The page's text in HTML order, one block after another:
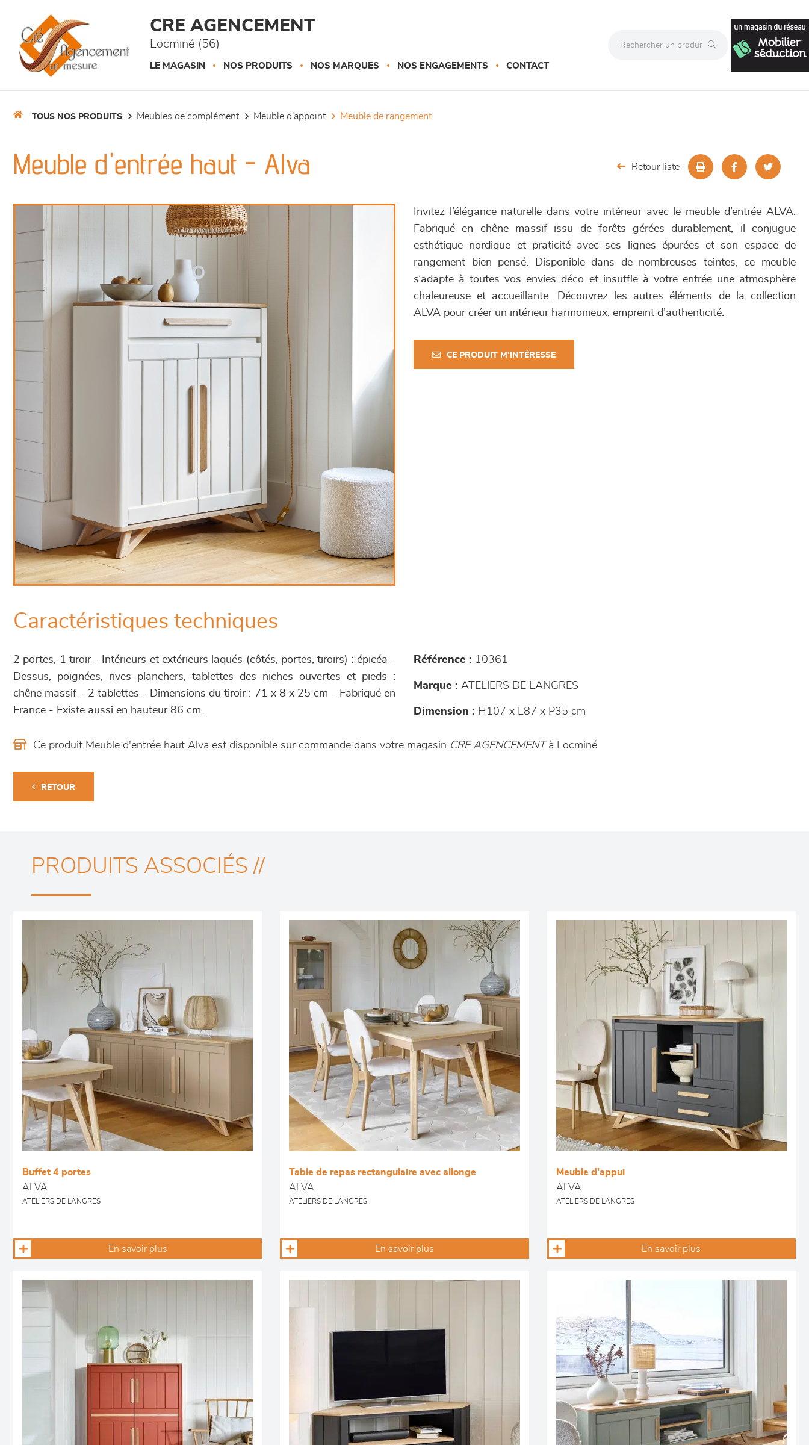
CRE AGENCEMENT
Locminé (56)
LE MAGASIN NOS PRODUITS NOS MARQUES NOS ENGAGEMENTS CONTACT
TOUS NOS PRODUITS meubles de complément meuble d'appoint meuble de rangement
Meuble d'entrée haut - Alva Retour liste
Invitez l’élégance naturelle dans votre intérieur avec le meuble d’entrée ALVA.
Fabriqué en chêne massif issu de forêts gérées durablement, il conjugue
esthétique nordique et praticité avec ses lignes épurées et son espace de
rangement bien pensé. Disponible dans de nombreuses teintes, ce meuble
s’adapte à toutes vos envies déco et insuffle à votre entrée une atmosphère
chaleureuse et accueillante. Découvrez les autres éléments de la collection
ALVA pour créer un intérieur harmonieux, empreint d’authenticité.
CE PRODUIT M'INTÉRESSE
Caractéristiques techniques
2 portes, 1 tiroir - Intérieurs et extérieurs laqués (côtés, portes, tiroirs) : épicéa -
Dessus, poignées, rives planchers, tablettes des niches ouvertes et pieds :
chêne massif - 2 tablettes - Dimensions du tiroir : 71 x 8 x 25 cm - Fabriqué en
France - Existe aussi en hauteur 86 cm.
Référence : 10361
Marque : ATELIERS DE LANGRES
Dimension : H107 x L87 x P35 cm
Ce produit Meuble d'entrée haut Alva est disponible sur commande dans votre magasin CRE AGENCEMENTà Locminé
RETOUR
PRODUITS ASSOCIÉS //
Buffet 4 portes
ALVA
ATELIERS DE LANGRES
En savoir plus
Table de repas rectangulaire avec allonge
ALVA
ATELIERS DE LANGRES
En savoir plus
Meuble d'appui
ALVA
ATELIERS DE LANGRES
En savoir plus